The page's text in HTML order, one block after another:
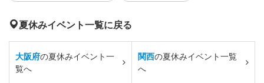
夏休みイベント一覧に戻る
大阪府の夏休みイベント一
覧へ
関西の夏休みイベント一覧
へ